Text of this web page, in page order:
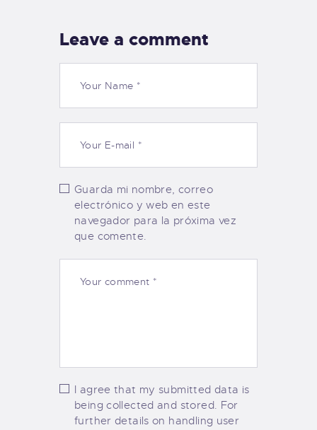
Leave a comment
Guarda mi nombre, correo
electrónico y web en este
navegador para la próxima vez
que comente.
I agree that my submitted data is
being collected and stored. For
further details on handling user